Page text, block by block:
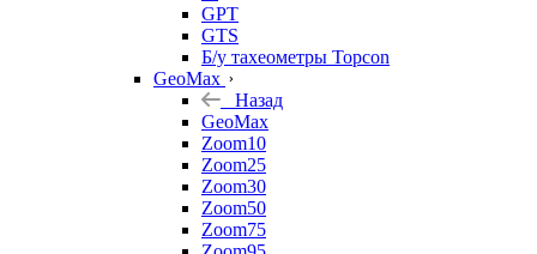
GPT
GTS
Б/у тахеометры Topcon
GeoMax
Назад
GeoMax
Zoom10
Zoom25
Zoom30
Zoom50
Zoom75